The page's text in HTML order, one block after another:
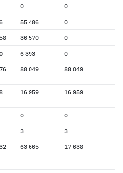
0 0
55 486 0
36 570 0
6 393 0
88 049 88 049
16 959 16 959
0 0
3 3
63 665 17 638